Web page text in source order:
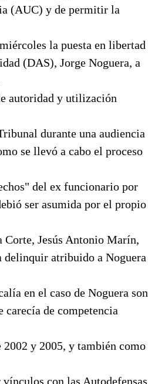
(AUC) y de permitir la
la puesta en libertad
(DAS), Jorge Noguera, a
autoridad y utilización
durante una audiencia
se llevó a cabo el proceso
del ex funcionario por
ser asumida por el propio
Corte, Jesús Antonio Marín,
delinquir atribuido a Noguera
en el caso de Noguera son
de competencia
2002 y 2005, y también como
con las Autodefensas